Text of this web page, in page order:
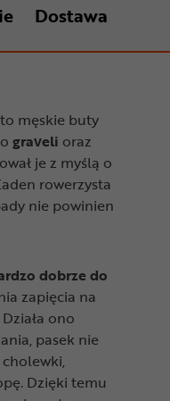
Dostawa
to męskie buty
graveli oraz
je z myślą o
rowerzysta
nie powinien
dobrze do
zapięcia na
Działa ono
pasek nie
cholewki,
Dzięki temu